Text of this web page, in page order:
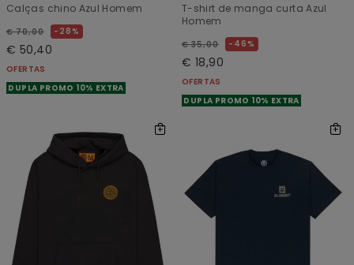
Calças chino Azul Homem
€ 70,00 28%
€ 50,40
OFERTAS
DUPLA PROMO 10% EXTRA
T-shirt de manga curta Azul
Homem
€ 35,00 46%
€ 18,90
OFERTAS
DUPLA PROMO 10% EXTRA